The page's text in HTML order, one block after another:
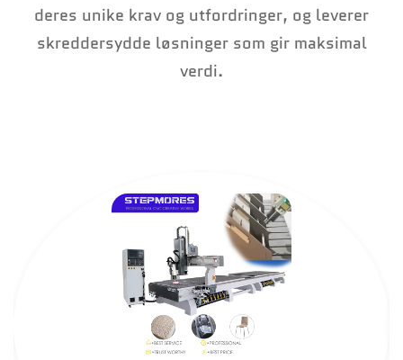
deres unike krav og utfordringer, og leverer
skreddersydde løsninger som gir maksimal
verdi.